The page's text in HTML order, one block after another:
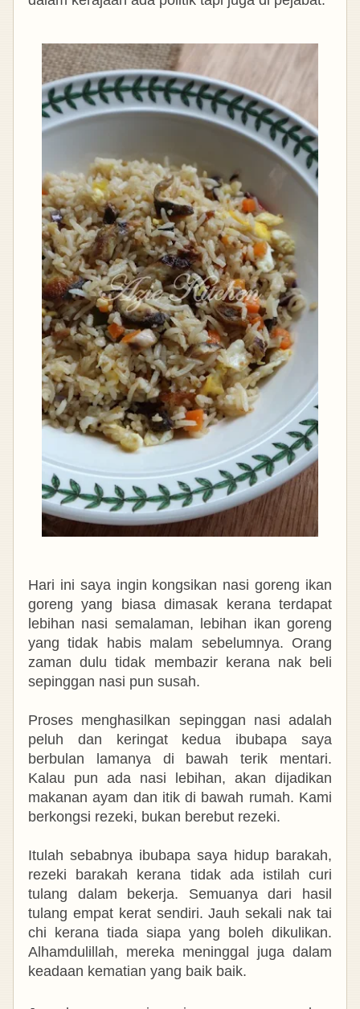
Hari ini saya ingin kongsikan nasi goreng ikan
goreng yang biasa dimasak kerana terdapat
lebihan nasi semalaman, lebihan ikan goreng
yang tidak habis malam sebelumnya. Orang
zaman dulu tidak membazir kerana nak beli
sepinggan nasi pun susah.
Proses menghasilkan sepinggan nasi adalah
peluh dan keringat kedua ibubapa saya
berbulan lamanya di bawah terik mentari.
Kalau pun ada nasi lebihan, akan dijadikan
makanan ayam dan itik di bawah rumah. Kami
berkongsi rezeki, bukan berebut rezeki.
Itulah sebabnya ibubapa saya hidup barakah,
rezeki barakah kerana tidak ada istilah curi
tulang dalam bekerja. Semuanya dari hasil
tulang empat kerat sendiri. Jauh sekali nak tai
chi kerana tiada siapa yang boleh dikulikan.
Alhamdulillah, mereka meninggal juga dalam
keadaan kematian yang baik baik.